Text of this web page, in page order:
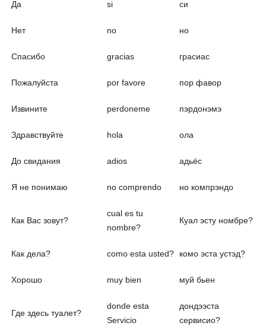
Да si си
Нет no но
Спасибо gracias грасиас
Пожалуйста por favore пoр фавор
Извините perdoneme пэрдонэмэ
Здравствуйте hola ола
До свидания adios адьёс
Я не понимаю no comprendo но компрэндо
Как Вас зовут?
cual es tu
nombre?
Куал эсту номбре?
Как дела? como esta usted? комо эста устэд?
Хорошо muy bien муй бьен
Где здесь туалет?
donde esta
Servicio
дондээста
сервисио?